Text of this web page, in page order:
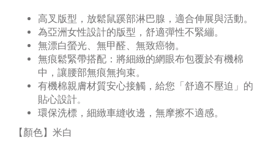
高叉版型，放鬆鼠蹊部淋巴腺，適合伸展與活動。
為亞洲女性設計的版型，舒適彈性不緊繃。
無漂白螢光、無甲醛、無致癌物。
無痕鬆緊帶搭配：將細緻的網眼布包覆於有機棉
中，讓腰部無痕無拘束。
有機棉親膚材質安心接觸，給您「舒適不壓迫」的
貼心設計。
環保洗標，細緻車縫收邊，無摩擦不適感。
【顏色】米白